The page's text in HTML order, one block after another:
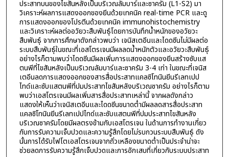
ประสาทบนของไขสันหลังเป็นบริเวณลัมบาร์และซาครัม (L1-S2) มา
วิเคราะห์ผลการแสดงออกของยีนด้วยเทคนิค real-time PCR และดู
การแสดงออกของโปรตีนด้วยเทคนิค immunohistochemistry
และวิเคราะห์ผลต่ออวัยวะสืบพันธุ์โดยการบันทึกน้ำหนักของอวัยวะ
สืบพันธุ์ จากการศึกษาดังกล่าวพบว่า เจนิสเตอีนและไดดซีนไม่มีผลต่อ
ระบบสืบพันธุ์ในขณะที่เอสโตรเจนมีผลลดน้ำหนักตัวและอวัยวะสืบพันธุ์
อย่างไรก็ตามพบว่าไดดซีนมีผลเพิ่มการแสดงออกของยีนสร้างซับแส
ตนพีที่ไขสันหลังเป็นบริเวณลัมบาร์และซาครัม 3-4 เท่า ในขณะที่เจนิส
เตอีนลดการแสดงออกของสารสื่อประสาทแคลซิโทนินยีนรีเลทเปป
ไทด์และซับแสตนพีที่ปมประสาทไขสันหลังบริเวณซาครัม อย่างไรก็ตาม
พบว่าเอสโตรเจนมีผลเพิ่มสารสื่อประสาทเหล่านี้ จากผลดังกล่าว
แสดงให้เห็นว่าเจนิสเตอีนและไดดซีนขนาดต่ำมีผลลดสารสื่อประสาท
แคลซิโทนินยีนรีเลทเปปไทด์และซับแสตนพีที่ปมประสาทไขสันหลัง
บริเวณซาครัมโดยมีผลตรงข้ามกับเอสโตรเจน ในด้านการทำงานเกี่ยว
กับการรับความเจ็บปวดและความรู้สึกโดยไม่รบกวนระบบสืบพันธุ์ ดัง
นั้นการได้รับไฟโตเอสโตรเจนจากถั่วเหลืองขนาดต่ำเป็นประจำน่าจะ
ช่วยลดการรับความรู้สึกเจ็บปวดและการอักเสบที่เกี่ยวกับระบบประสาท